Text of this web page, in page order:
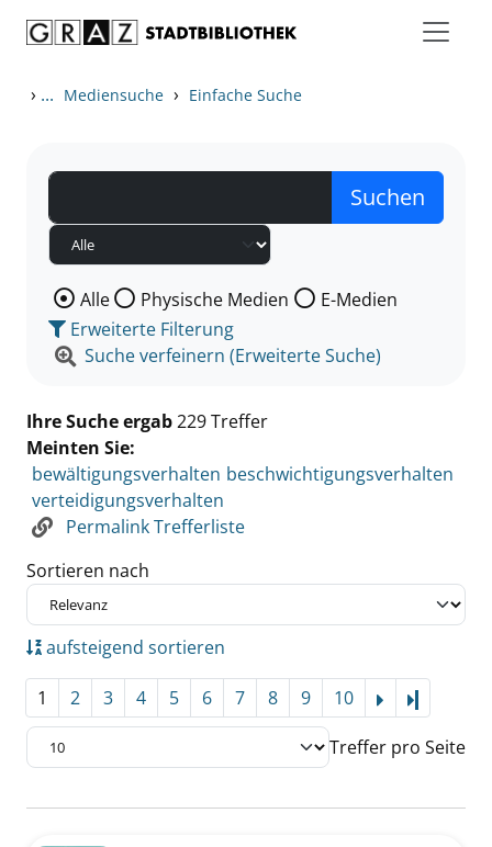
› ... Mediensuche › Einfache Suche
Wählen Sie die Medienart nach der Sie suchen wollen.
Alle Physische Medien
E-Medien
Erweiterte Filterung
Suche verfeinern (Erweiterte Suche)
Ihre Suche ergab229 Treffer
Meinten Sie:
bewältigungsverhalten beschwichtigungsverhalten
verteidigungsverhalten
Permalink Trefferliste
Sortieren nach
aufsteigend sortieren
1 2 3 4 5 6 7 8 9 10
Treffer pro Seite